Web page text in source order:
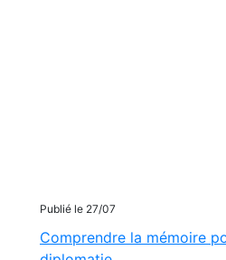
Publié le 27/07
Comprendre la mémoire